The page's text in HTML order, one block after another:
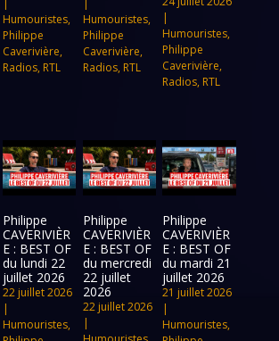
Humouristes,
Philippe
Caverivière,
Radios, RTL
Humouristes,
Philippe
Caverivière,
Radios, RTL
|
Humouristes,
Philippe
Caverivière,
Radios, RTL
Philippe
CAVERIVIÈR
E : BEST OF
du lundi 22
juillet 2026
22 juillet 2026
|
Humouristes,
Philippe
CAVERIVIÈR
E : BEST OF
du mercredi
22 juillet
2026
22 juillet 2026
|
Philippe
CAVERIVIÈR
E : BEST OF
du mardi 21
juillet 2026
21 juillet 2026
|
Humouristes,